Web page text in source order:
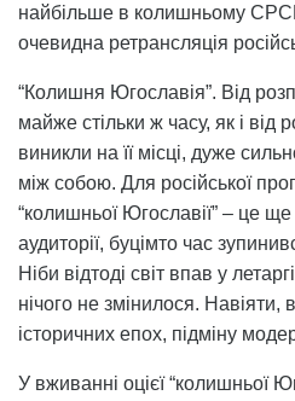
найбільше в колишньому
очевидна ретрансляція
“Колишня Югославія”. Від
майже стільки ж часу, як і
виникли на її місці, дуже
між собою. Для російської
“колишньої Югославії” – це
аудиторії, буцімто час
Ніби відтоді світ впав у
нічого не змінилося. Навіяти,
історичних епох, підміну
У вживанні оцієї “колишньої